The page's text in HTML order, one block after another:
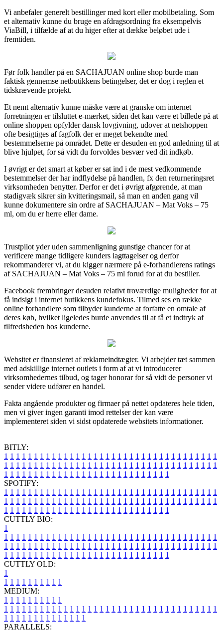
Vi anbefaler generelt bestillinger med kort eller mobilbetaling. Som
et alternativ kunne du bruge en afdragsordning fra eksempelvis
ViaBill, i tilfælde af at du higer efter at dække beløbet ude i
fremtiden.
Før folk handler på en SACHAJUAN online shop burde man
faktisk gennemse netbutikkens betingelser, det er dog i reglen et
tidskrævende projekt.
Et nemt alternativ kunne måske være at granske om internet
forretningen er tilsluttet e-mærket, siden det kan være et billede på at
online shoppen opfylder dansk lovgivning, udover at netshoppen
ofte besigtiges af fagfolk der er meget bekendte med
bestemmelserne på området. Dette er desuden en god anledning til at
blive hjulpet, for så vidt du forvoldes besvær ved dit indkøb.
I øvrigt er det smart at køber er sat ind i de mest vedkommende
bestemmelser der har indflydelse på handlen, fx den returneringsret
virksomheden benytter. Derfor er det i øvrigt afgørende, at man
stadigvæk sikrer sin kvitteringsmail, så man en anden gang vil
kunne dokumentere sin ordre af SACHAJUAN – Mat Voks – 75
ml, om du er herre eller dame.
Trustpilot yder uden sammenligning gunstige chancer for at
verificere mange tidligere kunders iagttagelser og derfor
rekommanderer vi, at du kigger nærmere på e-forhandlerens ratings
af SACHAJUAN – Mat Voks – 75 ml forud for at du bestiller.
Facebook frembringer desuden relativt troværdige muligheder for at
få indsigt i internet butikkens kundefokus. Tilmed ses en række
online forhandlere som tilbyder kunderne at forfatte en omtale af
deres køb, hvilket ligeledes burde anvendes til at få et indtryk af
tilfredsheden hos kunderne.
Websitet er finansieret af reklameindtægter. Vi arbejder tæt sammen
med adskillige internet outlets i form af at vi introducerer
virksomhedernes tilbud, og tager honorar for så vidt de personer vi
sender videre udfører en handel.
Fakta angående produkter og firmaer på nettet opdateres hele tiden,
men vi giver ingen garanti imod rettelser der kan være
implementeret siden vi sidst opdaterede websitets informationer.
BITLY:
1 1 1 1 1 1 1 1 1 1 1 1 1 1 1 1 1 1 1 1 1 1 1 1 1 1 1 1 1 1 1 1 1 1 1 1
1 1 1 1 1 1 1 1 1 1 1 1 1 1 1 1 1 1 1 1 1 1 1 1 1 1 1 1 1 1 1 1 1 1 1 1
1 1 1 1 1 1 1 1 1 1 1 1 1 1 1 1 1 1 1 1 1 1 1 1 1 1 1 1
SPOTIFY:
1 1 1 1 1 1 1 1 1 1 1 1 1 1 1 1 1 1 1 1 1 1 1 1 1 1 1 1 1 1 1 1 1 1 1 1
1 1 1 1 1 1 1 1 1 1 1 1 1 1 1 1 1 1 1 1 1 1 1 1 1 1 1 1 1 1 1 1 1 1 1 1
1 1 1 1 1 1 1 1 1 1 1 1 1 1 1 1 1 1 1 1 1 1 1 1 1 1 1 1
CUTTLY BIO:
1
1 1 1 1 1 1 1 1 1 1 1 1 1 1 1 1 1 1 1 1 1 1 1 1 1 1 1 1 1 1 1 1 1 1 1 1
1 1 1 1 1 1 1 1 1 1 1 1 1 1 1 1 1 1 1 1 1 1 1 1 1 1 1 1 1 1 1 1 1 1 1 1
1 1 1 1 1 1 1 1 1 1 1 1 1 1 1 1 1 1 1 1 1 1 1 1 1 1 1 1
CUTTLY OLD:
1
1 1 1 1 1 1 1 1 1 1
MEDIUM:
1 1 1 1 1 1 1 1 1 1
1 1 1 1 1 1 1 1 1 1 1 1 1 1 1 1 1 1 1 1 1 1 1 1 1 1 1 1 1 1 1 1 1 1 1 1
1 1 1 1 1 1 1 1 1 1 1 1 1 1
PARALLELS: